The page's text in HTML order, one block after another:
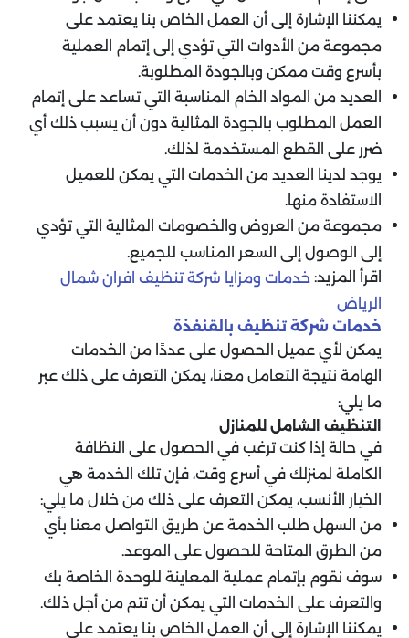
يمكننا الإشارة إلى أن العمل الخاص بنا يعتمد على
مجموعة من الأدوات التي تؤدي إلى إتمام العملية
بأسرع وقت ممكن وبالجودة المطلوبة.
العديد من المواد الخام المناسبة التي تساعد على إتمام
العمل المطلوب بالجودة المثالية دون أن يسبب ذلك أي
ضرر على القطع المستخدمة لذلك.
يوجد لدينا العديد من الخدمات التي يمكن للعميل
الاستفادة منها.
مجموعة من العروض والخصومات المثالية التي تؤدي
إلى الوصول إلى السعر المناسب للجميع.
اقرأ المزيد: خدمات ومزايا شركة تنظيف افران شمال
الرياض
خدمات شركة تنظيف بالقنفذة
يمكن لأي عميل الحصول على عددًا من الخدمات
الهامة نتيجة التعامل معنا، يمكن التعرف على ذلك عبر
ما يلي:
التنظيف الشامل للمنازل
في حالة إذا كنت ترغب في الحصول على النظافة
الكاملة لمنزلك في أسرع وقت، فإن تلك الخدمة هي
الخيار الأنسب، يمكن التعرف على ذلك من خلال ما يلي:
من السهل طلب الخدمة عن طريق التواصل معنا بأي
من الطرق المتاحة للحصول على الموعد.
سوف نقوم بإتمام عملية المعاينة للوحدة الخاصة بك
والتعرف على الخدمات التي يمكن أن تتم من أجل ذلك.
يمكننا الإشارة إلى أن العمل الخاص بنا يعتمد على